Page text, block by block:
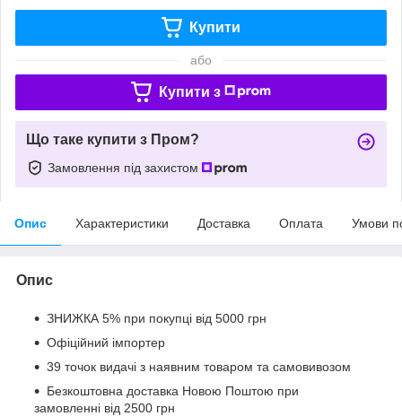
Купити
або
Купити з
Що таке купити з Пром?
Замовлення під захистом
Опис Характеристики Доставка Оплата Умови
Опис
ЗНИЖКА 5% при покупці від 5000 грн
Офіційний імпортер
39 точок видачі з наявним товаром та самовивозом
Безкоштовна доставка Новою Поштою при
замовленні від 2500 грн